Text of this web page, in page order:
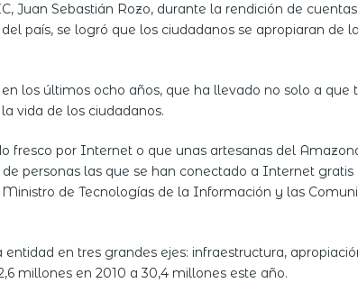
Juan Sebastián Rozo, durante la rendición de
país, se logró que los ciudadanos se apropiaran
los últimos ocho años, que ha llevado no solo a que
vida de los ciudadanos.
fresco por Internet o que unas artesanas del
personas las que se han conectado a Internet
de Tecnologías de la Información y las
en tres grandes ejes: infraestructura,
millones en 2010 a 30,4 millones este año.